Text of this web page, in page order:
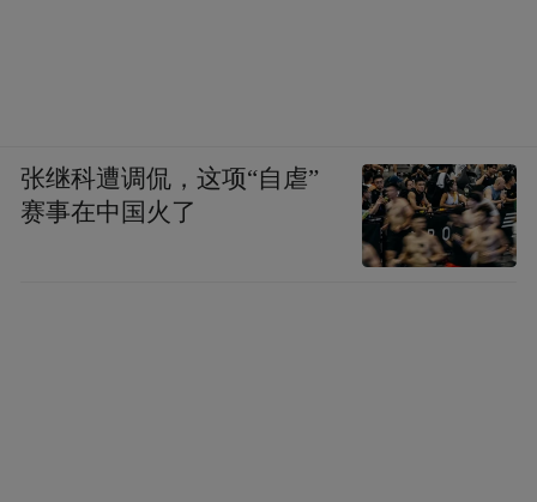
张继科遭调侃，这项“自虐”
赛事在中国火了